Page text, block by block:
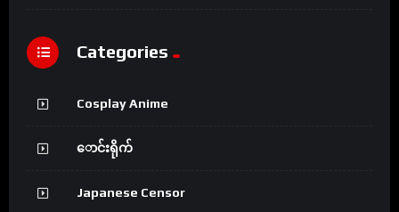
Categories
Cosplay Anime
ောင်းရိုက်
Japanese Censor